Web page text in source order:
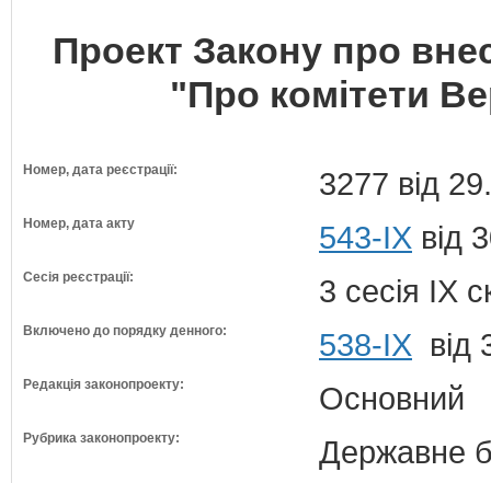
Проект Закону про
"Про комітети
Номер, дата реєстрації: 3277 від
Номер, дата акту 543-IX від
Сесія реєстрації: 3 сесія IX
Включено до порядку денного: 538-ІХ від
Редакція законопроекту: Основний
Рубрика законопроекту: Державне